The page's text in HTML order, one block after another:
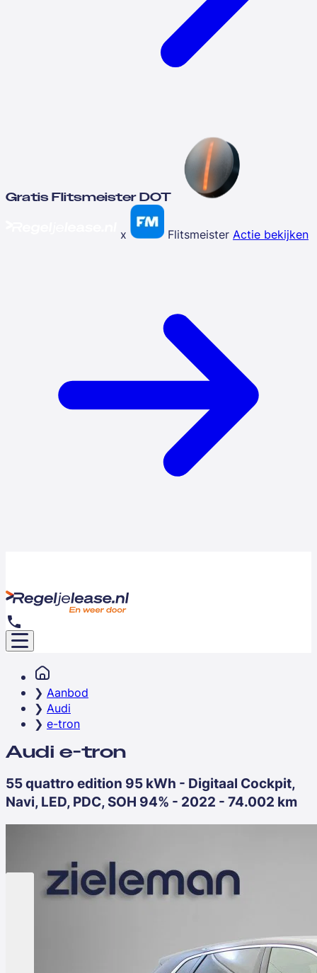
Gratis Flitsmeister DOT
x Flitsmeister Actie bekijken
Aanbod
Audi
e-tron
Audi e-tron
55 quattro edition 95 kWh - Digitaal Cockpit,
Navi, LED, PDC, SOH 94% - 2022 - 74.002 km